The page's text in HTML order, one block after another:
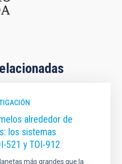
alrededor de
los sistemas
521 y TOI-912
más grandes que la